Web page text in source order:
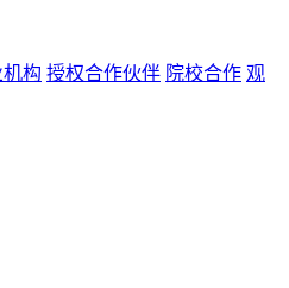
构 授权合作伙伴 院校合作 观